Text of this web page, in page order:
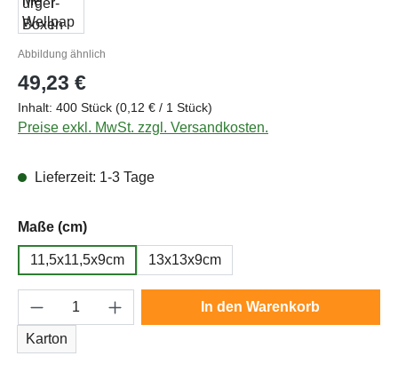
Abbildung ähnlich
Regulärer Preis:
49,23 €
Inhalt: 400 Stück (0,12 € / 1 Stück)
Preise exkl. MwSt. zzgl. Versandkosten.
Lieferzeit: 1-3 Tage
Maße (cm)auswählen
11,5x11,5x9cm 13x13x9cm
Produkt Anzahl: Gib den gewünschten
Karton
In den Warenkorb